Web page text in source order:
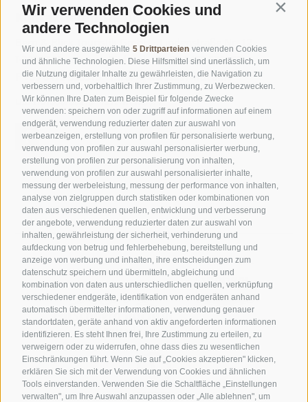
Wir verwenden Cookies und
andere Technologien
Wir und andere ausgewählte 5 Drittparteien verwenden Cookies
und ähnliche Technologien. Diese Hilfsmittel sind unerlässlich, um
die Nutzung digitaler Inhalte zu gewährleisten, die Navigation zu
verbessern und, vorbehaltlich Ihrer Zustimmung, zu Werbezwecken.
Wir können Ihre Daten zum Beispiel für folgende Zwecke
verwenden: speichern von oder zugriff auf informationen auf einem
endgerät, verwendung reduzierter daten zur auswahl von
werbeanzeigen, erstellung von profilen für personalisierte werbung,
verwendung von profilen zur auswahl personalisierter werbung,
erstellung von profilen zur personalisierung von inhalten,
verwendung von profilen zur auswahl personalisierter inhalte,
messung der werbeleistung, messung der performance von inhalten,
analyse von zielgruppen durch statistiken oder kombinationen von
daten aus verschiedenen quellen, entwicklung und verbesserung
der angebote, verwendung reduzierter daten zur auswahl von
inhalten, gewährleistung der sicherheit, verhinderung und
aufdeckung von betrug und fehlerbehebung, bereitstellung und
anzeige von werbung und inhalten, ihre entscheidungen zum
datenschutz speichern und übermitteln, abgleichung und
kombination von daten aus unterschiedlichen quellen, verknüpfung
verschiedener endgeräte, identifikation von endgeräten anhand
automatisch übermittelter informationen, verwendung genauer
standortdaten, geräte anhand von aktiv angeforderten informationen
identifizieren. Es steht Ihnen frei, Ihre Zustimmung zu erteilen, zu
verweigern oder zu widerrufen, ohne dass dies zu wesentlichen
Einschränkungen führt. Wenn Sie auf „Cookies akzeptieren" klicken,
erklären Sie sich mit der Verwendung von Cookies und ähnlichen
Tools einverstanden. Verwenden Sie die Schaltfläche „Einstellungen
verwalten", um Ihre Auswahl anzupassen oder „Alle ablehnen", um
Kontaktieren Sie uns
Berg & Blick Touristik GmbH ·
Lindenstraße Nr. 12 ·
I-39037 Meransen · Südtirol · T+39 0472 520172·
F +39 0472 520313 · info@geniesser-hotel.it
UID IT01508730213 · REA Nr. 125671